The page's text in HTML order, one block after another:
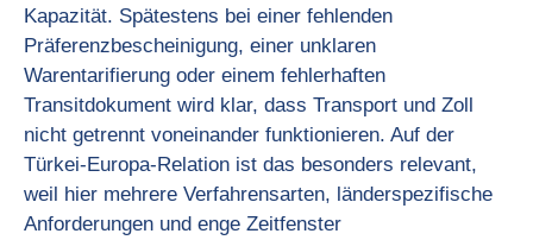
Kapazität. Spätestens bei einer fehlenden
Präferenzbescheinigung, einer unklaren
Warentarifierung oder einem fehlerhaften
Transitdokument wird klar, dass Transport und Zoll
nicht getrennt voneinander funktionieren. Auf der
Türkei-Europa-Relation ist das besonders relevant,
weil hier mehrere Verfahrensarten, länderspezifische
Anforderungen und enge Zeitfenster